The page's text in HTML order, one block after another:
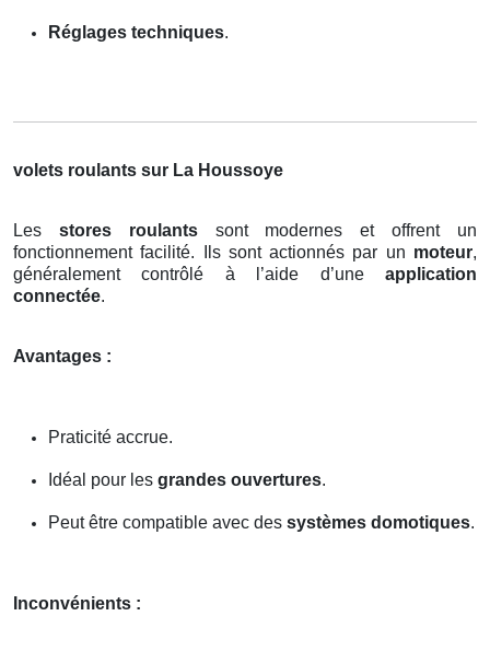
Réglages techniques.
volets roulants sur La Houssoye
Les stores roulantssont modernes et offrent un
fonctionnement facilité. Ils sont actionnés par un moteur,
généralement contrôlé à l’aide d’une application
connectée.
Avantages :
Praticité accrue.
Idéal pour les grandes ouvertures.
Peut être compatible avec des systèmes domotiques.
Inconvénients :